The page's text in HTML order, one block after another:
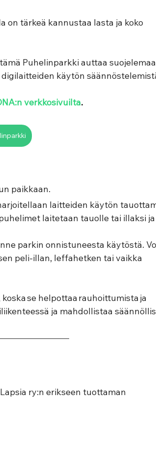
tärkeä kannustaa lasta ja koko
Puhelinparkki auttaa
käytön
verkkosivuilta.
paikkaan.
laitteiden käytön
laitetaan tauolle tai illaksi ja
parkin onnistuneesta käytöstä.
peli-illan, leffahetken tai vaikka
se helpottaa rauhoittumista ja
ja mahdollistaa
ry:n erikseen tuottaman